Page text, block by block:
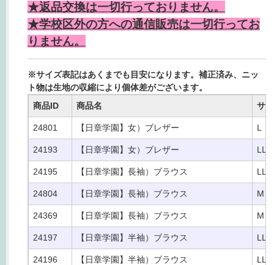
★返品交換は一切行っておりません。
★学校区外の方への通信販売は一切行ってお
りません。
※サイズ表記はあくまでも目安になります。補正済み、ニッ
ト物は生地の収縮により個体差がございます。
商品ID
商品名 サ
24801 【日章学園】女）ブレザー L
24193 【日章学園】女）ブレザー LL
24195 【日章学園】長袖）ブラウス LL
24804 【日章学園】長袖）ブラウス M
24369 【日章学園】長袖）ブラウス M
24197 【日章学園】半袖）ブラウス LL
24196 【日章学園】半袖）ブラウス LL